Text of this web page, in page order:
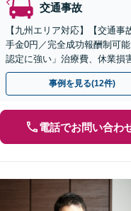
交通事故
【九州エリア対応】【交通
手金0円／完全成功報酬制可
認定に強い」治療費、休業損
検討を行い、適正な賠償額を
事例を見る(12件)
電話でお問い合わ